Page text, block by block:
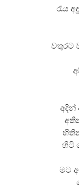
රැය
වතුරට
අදින්
හිටි
මට